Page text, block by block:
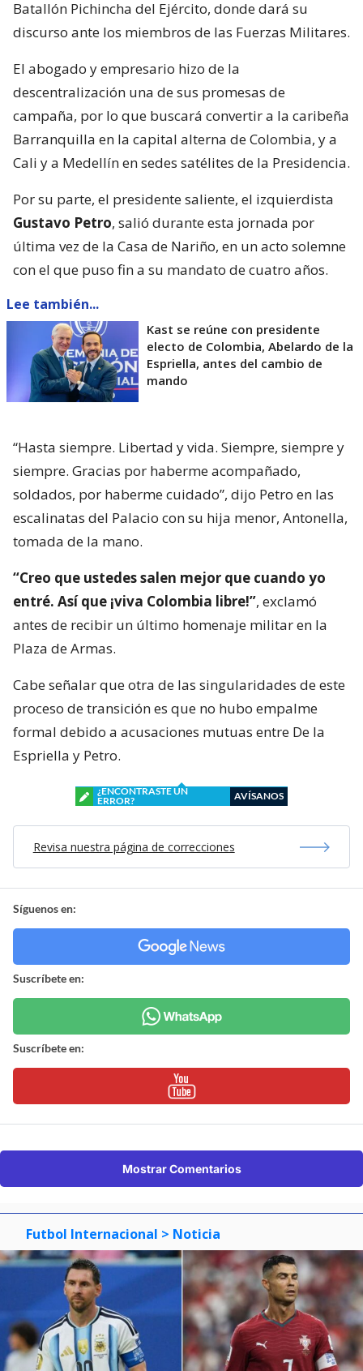
Batallón Pichincha del Ejército, donde dará su
discurso ante los miembros de las Fuerzas Militares.
El abogado y empresario hizo de la
descentralización una de sus promesas de
campaña, por lo que buscará convertir a la caribeña
Barranquilla en la capital alterna de Colombia, y a
Cali y a Medellín en sedes satélites de la Presidencia.
Por su parte, el presidente saliente, el izquierdista
Gustavo Petro, salió durante esta jornada por
última vez de la Casa de Nariño, en un acto solemne
con el que puso fin a su mandato de cuatro años.
Lee también...
Kast se reúne con presidente
electo de Colombia, Abelardo de la
Espriella, antes del cambio de
mando
“Hasta siempre. Libertad y vida. Siempre, siempre y
siempre. Gracias por haberme acompañado,
soldados, por haberme cuidado”, dijo Petro en las
escalinatas del Palacio con su hija menor, Antonella,
tomada de la mano.
“Creo que ustedes salen mejor que cuando yo
entré. Así que ¡viva Colombia libre!”, exclamó
antes de recibir un último homenaje militar en la
Plaza de Armas.
Cabe señalar que otra de las singularidades de este
proceso de transición es que no hubo empalme
formal debido a acusaciones mutuas entre De la
Espriella y Petro.
¿ENCONTRASTE UN
ERROR?
AVÍSANOS
Revisa nuestra página de correcciones
Síguenos en:
Suscríbete en:
Suscríbete en:
Mostrar Comentarios
Futbol Internacional > Noticia